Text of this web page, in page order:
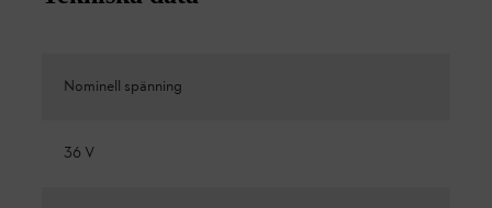
Nominell spänning
36 V